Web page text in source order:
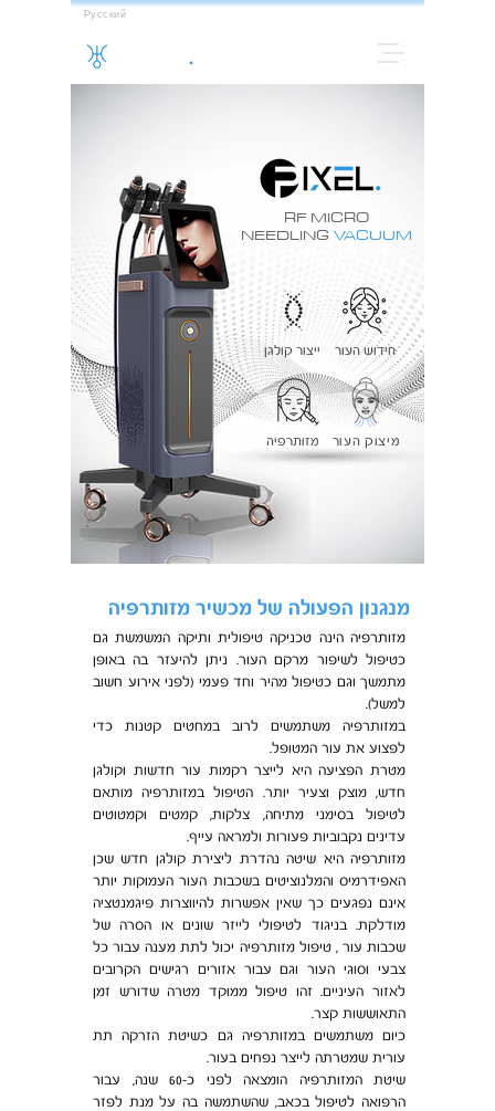
Русский
RF MICRO
NEEDLING VACUUM
חידוש העור ייצור קולגן
מזותרפיה מיצוק העור
מנגנון הפעולה של מכשיר מזותרפיה
מזותרפיה הינה טכניקה טיפולית ותיקה המשמשת גם
כטיפול לשיפור מרקם העור. ניתן להיעזר בה באופן
מתמשך וגם כטיפול מהיר וחד פעמי (לפני אירוע חשוב
למשל).
במזותרפיה משתמשים לרוב במחטים קטנות כדי
לפצוע את עור המטופל.
מטרת הפציעה היא לייצר רקמות עור חדשות וקולגן
חדש, מוצק וצעיר יותר. הטיפול במזותרפיה מותאם
לטיפול בסימני מתיחה, צלקות, קמטים וקמטוטים
עדינים נקבוביות פעורות ולמראה עייף.
מזותרפיה היא שיטה נהדרת ליצירת קולגן חדש שכן
האפידרמיס והמלנוציטים בשכבות העור העמוקות יותר
אינם נפגעים כך שאין אפשרות להיווצרות פיגמנטציה
מודלקת. בניגוד לטיפולי לייזר שונים או הסרה של
שכבות עור , טיפול מזותרפיה יכול לתת מענה עבור כל
צבעי וסוגי העור וגם עבור אזורים רגישים הקרובים
לאזור העיניים. זהו טיפול ממוקד מטרה שדורש זמן
התאוששות קצר.
כיום משתמשים במזותרפיה גם כשיטת הזרקה תת
עורית שמטרתה לייצר נפחים בעור.
שיטת המזותרפיה הומצאה לפני כ-60 שנה, עבור
הרפואה לטיפול בכאב, שהשתמשה בה על מנת לפזר